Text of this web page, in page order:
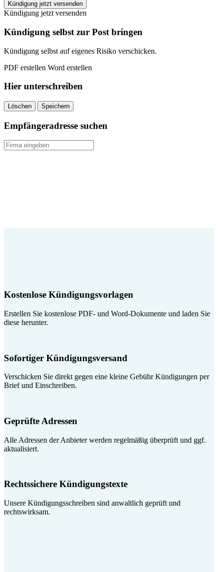
EASYFITNESS
Halberstadt
kündigen
quantity
Kündigung jetzt versenden
Kündigung jetzt versenden
Kündigung selbst zur Post bringen
Kündigung selbst auf eigenes Risiko verschicken.
PDF erstellen Word erstellen
Hier unterschreiben
Löschen Speichern
Empfängeradresse suchen
Kostenlose Kündigungsvorlagen
Erstellen Sie kostenlose PDF- und Word-Dokumente und laden Sie
diese herunter.
Sofortiger Kündigungsversand
Verschicken Sie direkt gegen eine kleine Gebühr Kündigungen per
Brief und Einschreiben.
Geprüfte Adressen
Alle Adressen der Anbieter werden regelmäßig überprüft und ggf.
aktualisiert.
Rechtssichere Kündigungstexte
Unsere Kündigungsschreiben sind anwaltlich geprüft und
rechtswirksam.